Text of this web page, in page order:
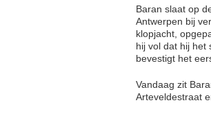
Baran slaat op
Antwerpen bij
klopjacht,
hij vol dat hij het
bevestigt het
Vandaag zit
Arteveldestraat